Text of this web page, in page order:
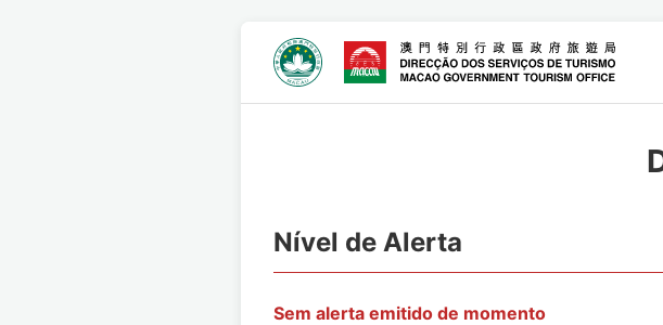
Nível de Alerta
Sem alerta emitido de momento